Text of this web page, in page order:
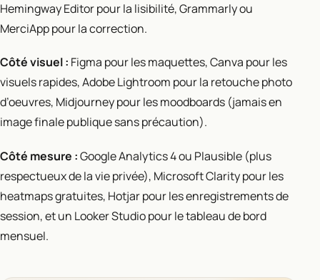
Hemingway Editor pour la lisibilité, Grammarly ou
MerciApp pour la correction.
Côté visuel : Figma pour les maquettes, Canva pour les
visuels rapides, Adobe Lightroom pour la retouche photo
d’oeuvres, Midjourney pour les moodboards (jamais en
image finale publique sans précaution).
Côté mesure :Google Analytics 4 ou Plausible (plus
respectueux de la vie privée), Microsoft Clarity pour les
heatmaps gratuites, Hotjar pour les enregistrements de
session, et un Looker Studio pour le tableau de bord
mensuel.